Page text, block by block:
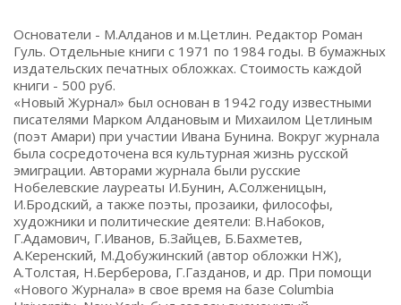
Основатели - М.Алданов и м.Цетлин. Редактор Роман
Гуль. Отдельные книги с 1971 по 1984 годы. В бумажных
издательских печатных обложках. Стоимость каждой
книги - 500 руб.
«Новый Журнал» был основан в 1942 году известными
писателями Марком Алдановым и Михаилом Цетлиным
(поэт Амари) при участии Ивана Бунина. Вокруг журнала
была сосредоточена вся культурная жизнь русской
эмиграции. Авторами журнала были русские
Нобелевские лауреаты И.Бунин, А.Солженицын,
И.Бродский, а также поэты, прозаики, философы,
художники и политические деятели: В.Набоков,
Г.Адамович, Г.Иванов, Б.Зайцев, Б.Бахметев,
А.Керенский, М.Добужинский (автор обложки НЖ),
А.Толстая, Н.Берберова, Г.Газданов, и др. При помощи
«Нового Журнала» в свое время на базе Columbia